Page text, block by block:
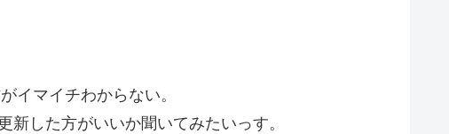
イマイチわからない。
した方がいいか聞いてみたいっす。